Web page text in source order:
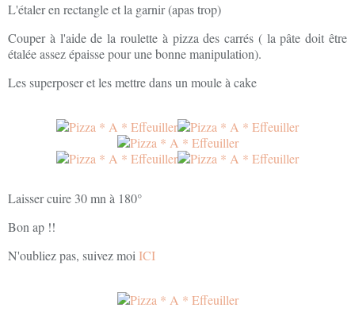
L'étaler en rectangle et la garnir (apas trop)
Couper à l'aide de la roulette à pizza des carrés ( la pâte doit être
étalée assez épaisse pour une bonne manipulation).
Les superposer et les mettre dans un moule à cake
Laisser cuire 30 mn à 180°
Bon ap !!
N'oubliez pas, suivez moi ICI